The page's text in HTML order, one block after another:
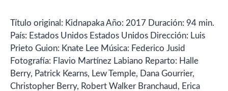
Título original: Kidnapaka Año: 2017 Duración: 94 min.
País: Estados Unidos Estados Unidos Dirección: Luis
Prieto Guion: Knate Lee Música: Federico Jusid
Fotografía: Flavio Martínez Labiano Reparto: Halle
Berry, Patrick Kearns, Lew Temple, Dana Gourrier,
Christopher Berry, Robert Walker Branchaud, Erica